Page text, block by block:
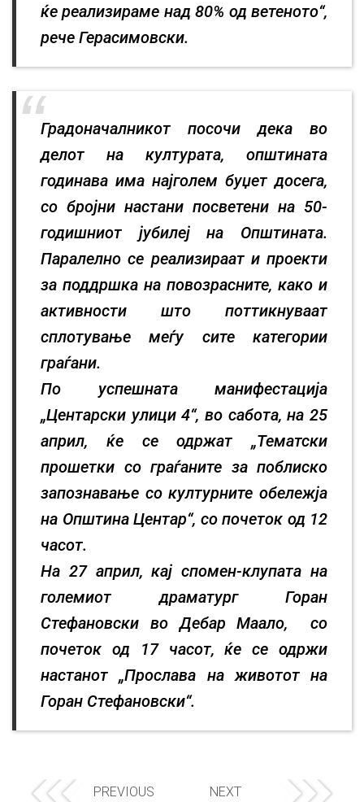
ќе реализираме над 80% од ветеното“,
рече Герасимовски.
Градоначалникот посочи дека во
делот на културата, општината
годинава има најголем буџет досега,
со бројни настани посветени на 50-
годишниот јубилеј на Општината.
Паралелно се реализираат и проекти
за поддршка на повозрасните, како и
активности што поттикнуваат
сплотување меѓу сите категории
граѓани.
По успешната манифестација
„Центарски улици 4“, во сабота, на 25
април, ќе се одржат „Тематски
прошетки со граѓаните за поблиско
запознавање со културните обележја
на Општина Центар“, со почеток од 12
часот.
На 27 април, кај спомен-клупата на
големиот драматург Горан
Стефановски во Дебар Маало, со
почеток од 17 часот, ќе се одржи
настанот „Прослава на животот на
Горан Стефановски“.
PREVIOUS NEXT